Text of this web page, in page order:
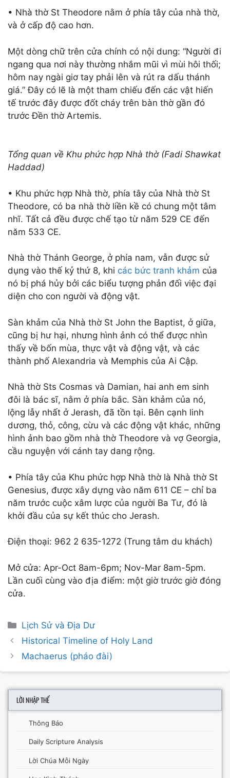
• Nhà thờ St Theodore nằm ở phía tây của nhà thờ,
và ở cấp độ cao hơn.
Một dòng chữ trên cửa chính có nội dung: “Người đi
ngang qua nơi này thường nhắm mũi vì mùi hôi thối;
hôm nay ngài giơ tay phải lên và rút ra dấu thánh
giá.” Đây có lẽ là một tham chiếu đến các vật hiến
tế trước đây được đốt cháy trên bàn thờ gần đó
trước Đền thờ Artemis.
Tổng quan về Khu phức hợp Nhà thờ (Fadi Shawkat
Haddad)
• Khu phức hợp Nhà thờ, phía tây của Nhà thờ St
Theodore, có ba nhà thờ liền kề có chung một tâm
nhĩ. Tất cả đều được chế tạo từ năm 529 CE đến
năm 533 CE.
Nhà thờ Thánh George, ở phía nam, vẫn được sử
dụng vào thế kỷ thứ 8, khi các bức tranh khảm của
nó bị phá hủy bởi các biểu tượng phản đối việc đại
diện cho con người và động vật.
Sàn khảm của Nhà thờ St John the Baptist, ở giữa,
cũng bị hư hại, nhưng hình ảnh có thể được nhìn
thấy về bốn mùa, thực vật và động vật, và các
thành phố Alexandria và Memphis của Ai Cập.
Nhà thờ Sts Cosmas và Damian, hai anh em sinh
đôi là bác sĩ, nằm ở phía bắc. Sàn khảm của nó,
lộng lẫy nhất ở Jerash, đã tồn tại. Bên cạnh linh
dương, thỏ, công, cừu và các động vật khác, những
hình ảnh bao gồm nhà thờ Theodore và vợ Georgia,
cầu nguyện với cánh tay dang rộng.
• Phía tây của Khu phức hợp Nhà thờ là Nhà thờ St
Genesius, được xây dựng vào năm 611 CE – chỉ ba
năm trước cuộc xâm lược của người Ba Tư, đó là
khởi đầu của sự kết thúc cho Jerash.
Điện thoại: 962 2 635-1272 (Trung tâm du khách)
Mở cửa: Apr-Oct 8am-6pm; Nov-Mar 8am-5pm.
Lần cuối cùng vào địa điểm: một giờ trước giờ đóng
cửa.
Categories
Lịch Sử và Địa Dư
Post
navigation
Historical Timeline of Holy Land
Machaerus (pháo đài)
LỜI NHẬP THỂ
Thông Báo
Daily Scripture Analysis
Lời Chúa Mỗi Ngày